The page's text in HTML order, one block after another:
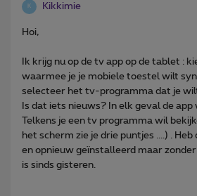
K Kikkimie
Hoi,
Ik krijg nu op de tv app op de tablet :
waarmee je je mobiele toestel wilt
selecteer het tv-programma dat je wilt
Is dat iets nieuws? In elk geval de
Telkens je een tv programma wil
het scherm zie je drie puntjes ....) .
en opnieuw geïnstalleerd maar
is sinds gisteren.